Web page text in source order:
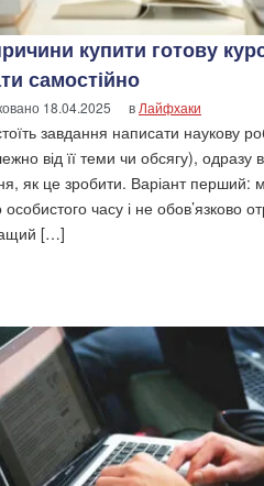
купити готову
самостійно
18.04.2025 в Лайфхаки
завдання написати наукову
від її теми чи обсягу), одразу
як це зробити. Варіант перший:
особистого часу і не обов’язково
[…]